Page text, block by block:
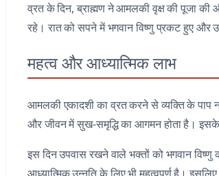
व्रत के दिन, ब्राह्मण ने आमलकी वृक्ष की पूजा की
रहे। रात को सपने में भगवान विष्णु प्रकट हुए और
महत्व और आध्यात्मिक लाभ
आमलकी एकादशी का व्रत करने से व्यक्ति के पाप
और जीवन में सुख-समृद्धि का आगमन होता है। इसके
इस दिन उपवास रखने वाले भक्तों को भगवान विष्णु